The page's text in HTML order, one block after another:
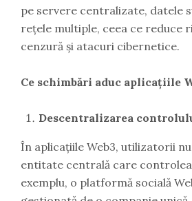
pe servere centralizate, datele
rețele multiple, ceea ce reduce
cenzură și atacuri cibernetice.
Ce schimbări aduc aplicațiile
Descentralizarea
În aplicațiile Web3, utilizatorii
entitate centrală care
exemplu, o platformă socială